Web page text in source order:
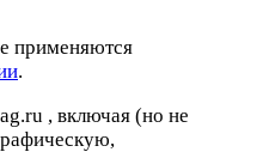
применяются
.
, включая (но не